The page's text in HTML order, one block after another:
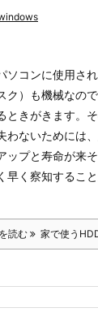
ソコンに使用さ
ク）も機械なの
ときがきます。
わないためには
ップと寿命が来
早く察知するこ
読む 家で使う